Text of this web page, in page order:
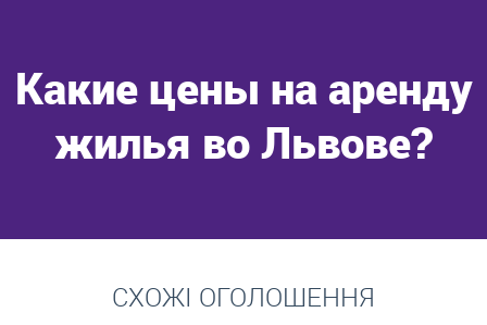
Какие цены на аренду
жилья во Львове?
СХОЖІ ОГОЛОШЕННЯ